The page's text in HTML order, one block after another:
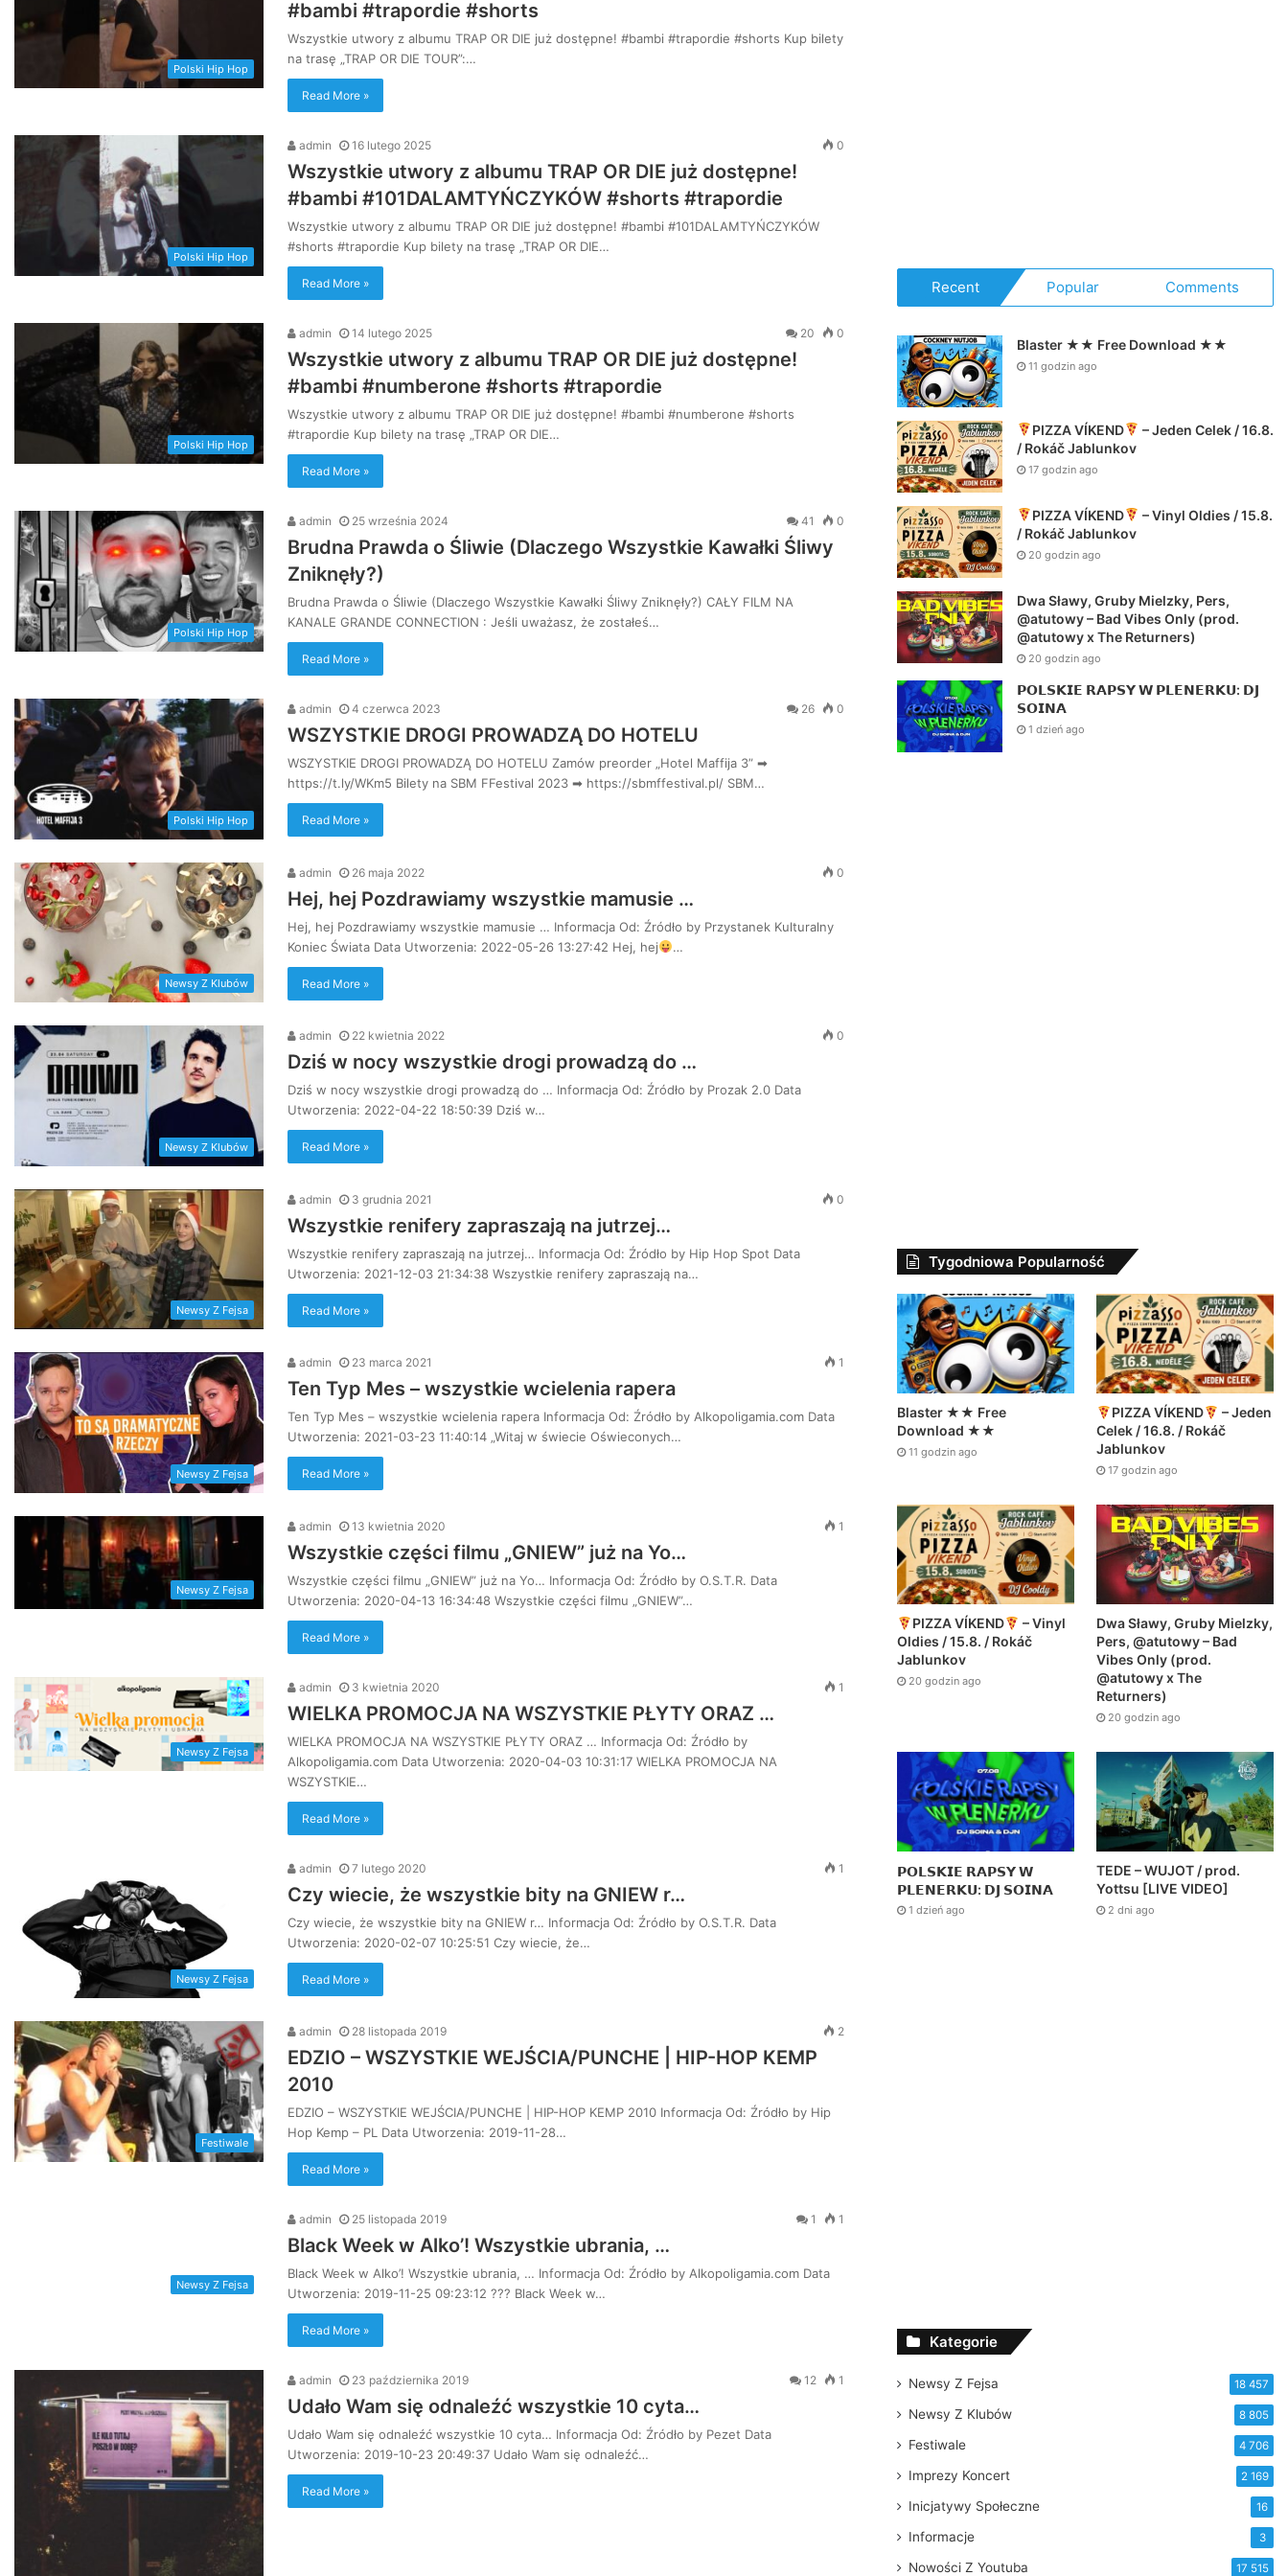
Polski Hip Hop
#bambi #trapordie #shorts
Wszystkie utwory z albumu TRAP OR DIE już dostępne! #bambi #trapordie #shorts Kup bilety
na trasę „TRAP OR DIE TOUR”:…
Read More »
Polski Hip Hop
admin 16 lutego 2025 0
Wszystkie utwory z albumu TRAP OR DIE już dostępne!
#bambi #101DALAMTYŃCZYKÓW #shorts #trapordie
Wszystkie utwory z albumu TRAP OR DIE już dostępne! #bambi #101DALAMTYŃCZYKÓW
#shorts #trapordie Kup bilety na trasę „TRAP OR DIE…
Read More »
Polski Hip Hop
admin 14 lutego 2025 20 0
Wszystkie utwory z albumu TRAP OR DIE już dostępne!
#bambi #numberone #shorts #trapordie
Wszystkie utwory z albumu TRAP OR DIE już dostępne! #bambi #numberone #shorts
#trapordie Kup bilety na trasę „TRAP OR DIE…
Read More »
Polski Hip Hop
admin 25 września 2024 41 0
Brudna Prawda o Śliwie (Dlaczego Wszystkie Kawałki Śliwy
Zniknęły?)
Brudna Prawda o Śliwie (Dlaczego Wszystkie Kawałki Śliwy Zniknęły?) CAŁY FILM NA
KANALE GRANDE CONNECTION : Jeśli uważasz, że zostałeś…
Read More »
Polski Hip Hop
admin 4 czerwca 2023 26 0
WSZYSTKIE DROGI PROWADZĄ DO HOTELU
WSZYSTKIE DROGI PROWADZĄ DO HOTELU Zamów preorder „Hotel Maffija 3” ➡
https://t.ly/WKm5 Bilety na SBM FFestival 2023 ➡ https://sbmffestival.pl/ SBM…
Read More »
Newsy Z Klubów
admin 26 maja 2022 0
Hej, hej Pozdrawiamy wszystkie mamusie …
Hej, hej Pozdrawiamy wszystkie mamusie … Informacja Od: Źródło by Przystanek Kulturalny
Koniec Świata Data Utworzenia: 2022-05-26 13:27:42 Hej, hej
…
Read More »
Newsy Z Klubów
admin 22 kwietnia 2022 0
Dziś w nocy wszystkie drogi prowadzą do …
Dziś w nocy wszystkie drogi prowadzą do … Informacja Od: Źródło by Prozak 2.0 Data
Utworzenia: 2022-04-22 18:50:39 Dziś w…
Read More »
Newsy Z Fejsa
admin 3 grudnia 2021 0
Wszystkie renifery zapraszają na jutrzej…
Wszystkie renifery zapraszają na jutrzej… Informacja Od: Źródło by Hip Hop Spot Data
Utworzenia: 2021-12-03 21:34:38 Wszystkie renifery zapraszają na…
Read More »
Newsy Z Fejsa
admin 23 marca 2021 1
Ten Typ Mes – wszystkie wcielenia rapera
Ten Typ Mes – wszystkie wcielenia rapera Informacja Od: Źródło by Alkopoligamia.com Data
Utworzenia: 2021-03-23 11:40:14 „Witaj w świecie Oświeconych…
Read More »
Newsy Z Fejsa
admin 13 kwietnia 2020 1
Wszystkie części filmu „GNIEW” już na Yo…
Wszystkie części filmu „GNIEW” już na Yo… Informacja Od: Źródło by O.S.T.R. Data
Utworzenia: 2020-04-13 16:34:48 Wszystkie części filmu „GNIEW”…
Read More »
Newsy Z Fejsa
admin 3 kwietnia 2020 1
WIELKA PROMOCJA NA WSZYSTKIE PŁYTY ORAZ …
WIELKA PROMOCJA NA WSZYSTKIE PŁYTY ORAZ … Informacja Od: Źródło by
Alkopoligamia.com Data Utworzenia: 2020-04-03 10:31:17 WIELKA PROMOCJA NA
WSZYSTKIE…
Read More »
Newsy Z Fejsa
admin 7 lutego 2020 1
Czy wiecie, że wszystkie bity na GNIEW r…
Czy wiecie, że wszystkie bity na GNIEW r… Informacja Od: Źródło by O.S.T.R. Data
Utworzenia: 2020-02-07 10:25:51 Czy wiecie, że…
Read More »
Festiwale
admin 28 listopada 2019 2
EDZIO – WSZYSTKIE WEJŚCIA/PUNCHE | HIP-HOP KEMP
2010
EDZIO – WSZYSTKIE WEJŚCIA/PUNCHE | HIP-HOP KEMP 2010 Informacja Od: Źródło by Hip
Hop Kemp – PL Data Utworzenia: 2019-11-28…
Read More »
Newsy Z Fejsa
admin 25 listopada 2019 1 1
Black Week w Alko’! Wszystkie ubrania, …
Black Week w Alko’! Wszystkie ubrania, … Informacja Od: Źródło by Alkopoligamia.com Data
Utworzenia: 2019-11-25 09:23:12 ??? Black Week w…
Read More »
admin 23 października 2019 12 1
Udało Wam się odnaleźć wszystkie 10 cyta…
Udało Wam się odnaleźć wszystkie 10 cyta… Informacja Od: Źródło by Pezet Data
Utworzenia: 2019-10-23 20:49:37 Udało Wam się odnaleźć…
Read More »
Recent Popular Comments
Blaster ★★ Free Download ★★
11 godzin ago
PIZZA VÍKEND
– Jeden Celek / 16.8.
/ Rokáč Jablunkov
17 godzin ago
PIZZA VÍKEND
– Vinyl Oldies / 15.8.
/ Rokáč Jablunkov
20 godzin ago
Dwa Sławy, Gruby Mielzky, Pers,
@atutowy – Bad Vibes Only (prod.
@atutowy x The Returners)
20 godzin ago
𝗣𝗢𝗟𝗦𝗞𝗜𝗘 𝗥𝗔𝗣𝗦𝗬 𝗪 𝗣𝗟𝗘𝗡𝗘𝗥𝗞𝗨: 𝗗𝗝
𝗦𝗢𝗜𝗡𝗔
1 dzień ago
Tygodniowa Popularność
Blaster ★★ Free
Download ★★
11 godzin ago
PIZZA VÍKEND
– Jeden
Celek / 16.8. / Rokáč
Jablunkov
17 godzin ago
PIZZA VÍKEND
– Vinyl
Oldies / 15.8. / Rokáč
Jablunkov
20 godzin ago
Dwa Sławy, Gruby Mielzky,
Pers, @atutowy – Bad
Vibes Only (prod.
@atutowy x The
Returners)
20 godzin ago
𝗣𝗢𝗟𝗦𝗞𝗜𝗘 𝗥𝗔𝗣𝗦𝗬 𝗪
𝗣𝗟𝗘𝗡𝗘𝗥𝗞𝗨: 𝗗𝗝 𝗦𝗢𝗜𝗡𝗔
1 dzień ago
TEDE – WUJOT / prod.
Yottsu [LIVE VIDEO]
2 dni ago
Kategorie
Newsy Z Fejsa 18 457
Newsy Z Klubów 8 805
Festiwale 4 706
Imprezy Koncert 2 169
Inicjatywy Społeczne 16
Informacje 3
Nowości Z Youtuba 17 515